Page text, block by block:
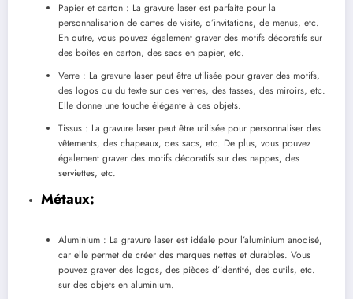
Papier et carton : La gravure laser est parfaite pour la
personnalisation de cartes de visite, d’invitations, de menus, etc.
En outre, vous pouvez également graver des motifs décoratifs sur
des boîtes en carton, des sacs en papier, etc.
Verre : La gravure laser peut être utilisée pour graver des motifs,
des logos ou du texte sur des verres, des tasses, des miroirs, etc.
Elle donne une touche élégante à ces objets.
Tissus : La gravure laser peut être utilisée pour personnaliser des
vêtements, des chapeaux, des sacs, etc. De plus, vous pouvez
également graver des motifs décoratifs sur des nappes, des
serviettes, etc.
Métaux:
Aluminium : La gravure laser est idéale pour l’aluminium anodisé,
car elle permet de créer des marques nettes et durables. Vous
pouvez graver des logos, des pièces d’identité, des outils, etc.
sur des objets en aluminium.